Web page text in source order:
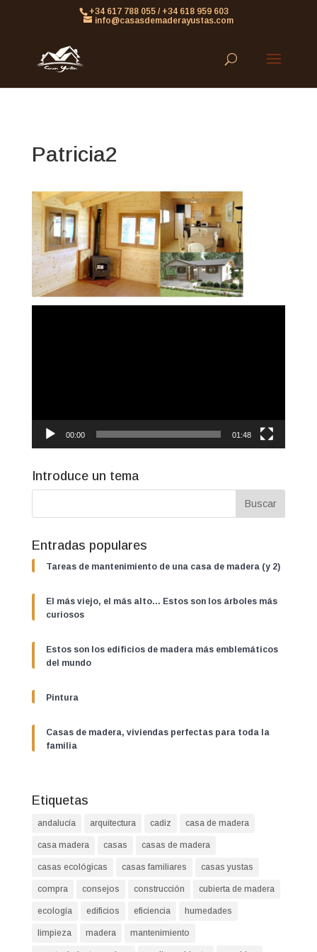
861613063953479
+34 617 788 055 / +34 618 959 603
info@casasdemaderayustas.com
Patricia2
00:00 01:48
Introduce un tema
Entradas populares
Tareas de mantenimiento de una casa de madera (y 2)
El más viejo, el más alto… Estos son los árboles más
curiosos
Estos son los edificios de madera más emblemáticos
del mundo
Pintura
Casas de madera, viviendas perfectas para toda la
familia
Etiquetas
andalucía arquitectura cadiz casa de madera
casa madera casas casas de madera
casas ecológicas casas familiares casas yustas
compra consejos construcción cubierta de madera
ecología edificios eficiencia humedades
limpieza madera mantenimiento